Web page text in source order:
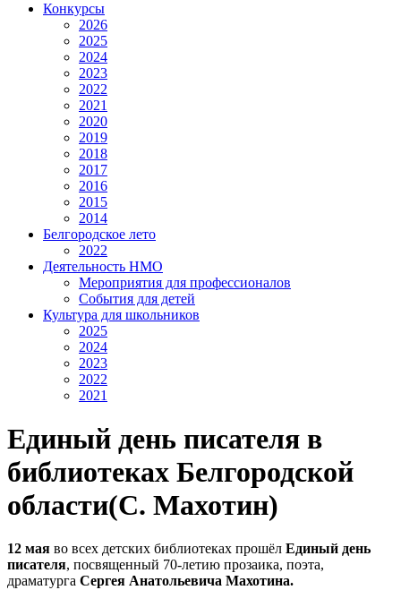
Конкурсы
2026
2025
2024
2023
2022
2021
2020
2019
2018
2017
2016
2015
2014
Белгородское лето
2022
Деятельность НМО
Мероприятия для профессионалов
События для детей
Культура для школьников
2025
2024
2023
2022
2021
Единый день писателя в
библиотеках Белгородской
области(С. Махотин)
12 мая во всех детских библиотеках прошёл Единый день
писателя, посвященный 70-летию прозаика, поэта,
драматурга Сергея Анатольевича Махотина.